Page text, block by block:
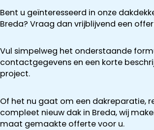
Bent u geïnteresseerd in onze
Breda? Vraag dan vrijblijvend een
Vul simpelweg het onderstaande
contactgegevens en een korte
project.
Of het nu gaat om een dakreparatie,
compleet nieuw dak in Breda, wij
maat gemaakte offerte voor u.